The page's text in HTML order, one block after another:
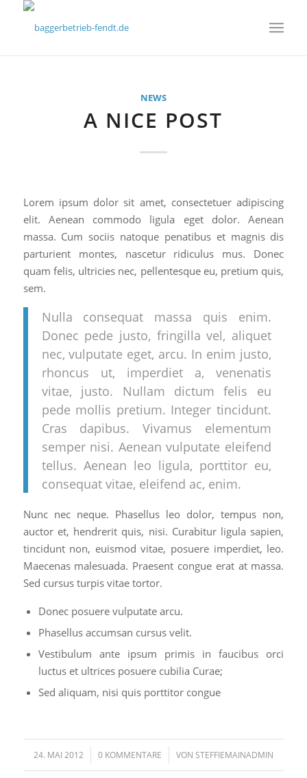
NEWS
A NICE POST
Lorem ipsum dolor sit amet, consectetuer adipiscing
elit. Aenean commodo ligula eget dolor. Aenean
massa. Cum sociis natoque penatibus et magnis dis
parturient montes, nascetur ridiculus mus. Donec
quam felis, ultricies nec, pellentesque eu, pretium quis,
sem.
Nulla consequat massa quis enim.
Donec pede justo, fringilla vel, aliquet
nec, vulputate eget, arcu. In enim justo,
rhoncus ut, imperdiet a, venenatis
vitae, justo. Nullam dictum felis eu
pede mollis pretium. Integer tincidunt.
Cras dapibus. Vivamus elementum
semper nisi. Aenean vulputate eleifend
tellus. Aenean leo ligula, porttitor eu,
consequat vitae, eleifend ac, enim.
Nunc nec neque. Phasellus leo dolor, tempus non,
auctor et, hendrerit quis, nisi. Curabitur ligula sapien,
tincidunt non, euismod vitae, posuere imperdiet, leo.
Maecenas malesuada. Praesent congue erat at massa.
Sed cursus turpis vitae tortor.
Donec posuere vulputate arcu.
Phasellus accumsan cursus velit.
Vestibulum ante ipsum primis in faucibus orci
luctus et ultrices posuere cubilia Curae;
Sed aliquam, nisi quis porttitor congue
24. MAI 2012
/ 0 KOMMENTARE
/ VON STEFFIEMAINADMIN